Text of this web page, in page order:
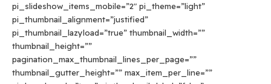
pi_slideshow_items_mobile=”2″ pi_theme=”light”
pi_thumbnail_alignment=”justified”
pi_thumbnail_lazyload=”true” thumbnail_width=””
thumbnail_height=””
pagination_max_thumbnail_lines_per_page=””
thumbnail_gutter_height=”” max_item_per_line=””